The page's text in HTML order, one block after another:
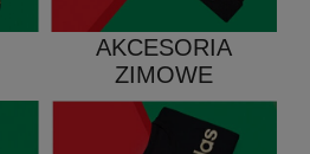
AKCESORIA
ZIMOWE